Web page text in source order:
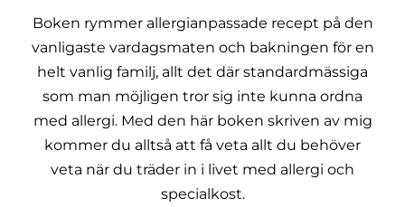
Boken rymmer allergianpassade recept på den
vanligaste vardagsmaten och bakningen för en
helt vanlig familj, allt det där standardmässiga
som man möjligen tror sig inte kunna ordna
med allergi. Med den här boken skriven av mig
kommer du alltså att få veta allt du behöver
veta när du träder in i livet med allergi och
specialkost.